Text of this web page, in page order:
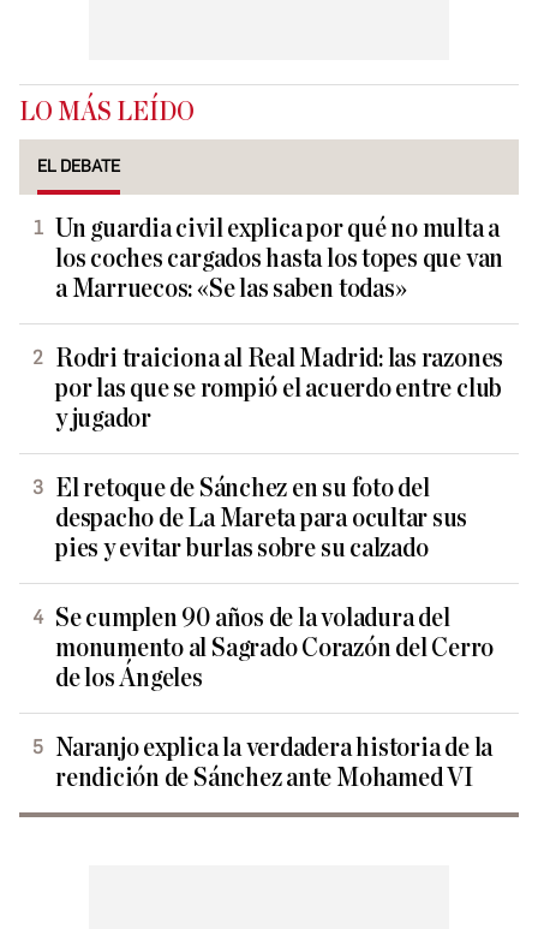
LO MÁS LEÍDO
EL DEBATE
Un guardia civil explica por qué no multa a
los coches cargados hasta los topes que van
a Marruecos: «Se las saben todas»
Rodri traiciona al Real Madrid: las razones
por las que se rompió el acuerdo entre club
y jugador
El retoque de Sánchez en su foto del
despacho de La Mareta para ocultar sus
pies y evitar burlas sobre su calzado
Se cumplen 90 años de la voladura del
monumento al Sagrado Corazón del Cerro
de los Ángeles
Naranjo explica la verdadera historia de la
rendición de Sánchez ante Mohamed VI